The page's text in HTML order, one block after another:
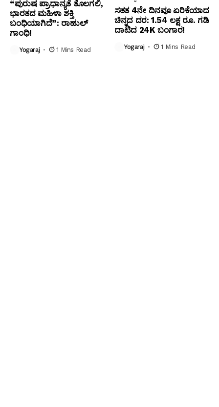
“ಪುರುಷ ಪ್ರಾಧಾನ್ಯತೆ ತೊಲಗಲಿ,
ಭಾರತದ ಮಹಿಳಾ ಶಕ್ತಿ
ಬಂಧಿಯಾಗಿದೆ”: ರಾಹುಲ್
ಗಾಂಧಿ!
Yogaraj 1 Mins Read
ಸತತ 4ನೇ ದಿನವೂ ಏರಿಕೆಯಾದ
ಚಿನ್ನದ ದರ: ₹1.54 ಲಕ್ಷ ರೂ. ಗಡಿ
ದಾಟಿದ 24K ಬಂಗಾರ!
Yogaraj 1 Mins Read